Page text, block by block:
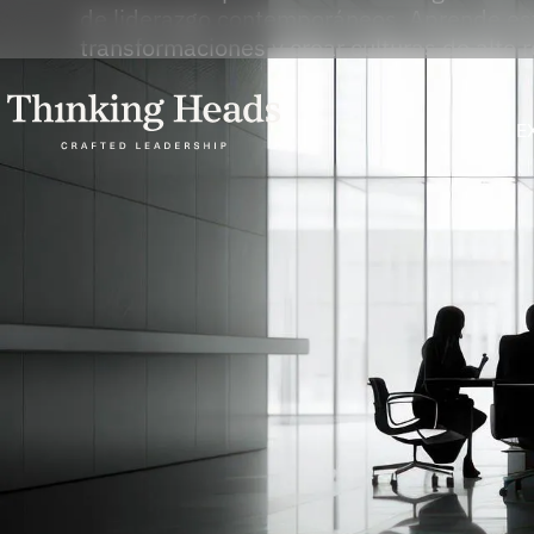
de liderazgo contemporáneos. Aprende
transformaciones y crear culturas de alto